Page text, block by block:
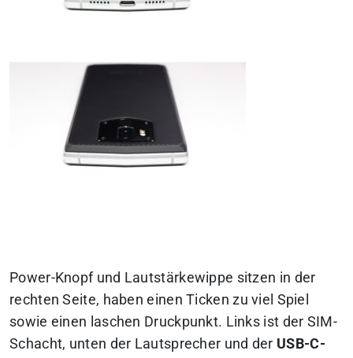
Power-Knopf und Lautstärkewippe sitzen in der
rechten Seite, haben einen Ticken zu viel Spiel
sowie einen laschen Druckpunkt. Links ist der SIM-
Schacht, unten der Lautsprecher und der USB-C-